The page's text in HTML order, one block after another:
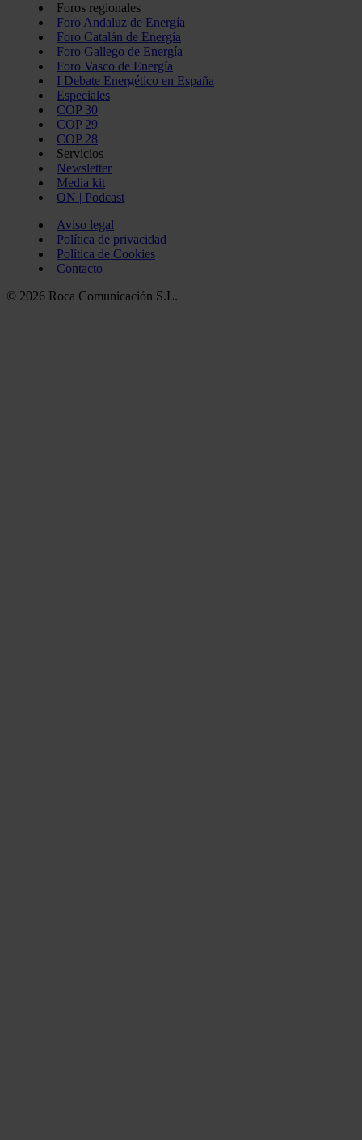
Foros regionales
Foro Andaluz de Energía
Foro Catalán de Energía
Foro Gallego de Energía
Foro Vasco de Energía
I Debate Energético en España
Especiales
COP 30
COP 29
COP 28
Servicios
Newsletter
Media kit
ON | Podcast
Aviso legal
Política de privacidad
Política de Cookies
Contacto
© 2026 Roca Comunicación S.L.